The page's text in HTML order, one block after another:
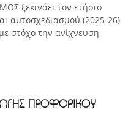
ξεκινάει τον ετήσιο
αυτοσχεδιασμού (2025-26)
στόχο την ανίχνευση
ΠΡΟΦΟΡΙΚΟΥ